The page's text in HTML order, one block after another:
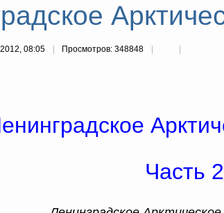
08:05 Просмотров: 348848
Часть 2